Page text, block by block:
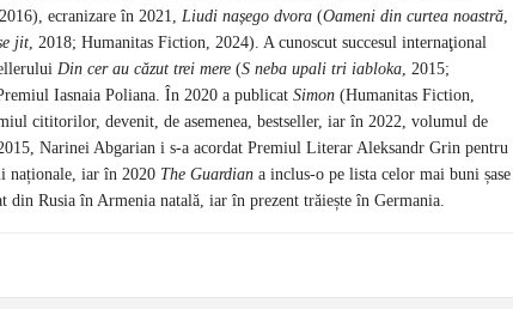
ecranizare în 2021, Liudi nașego dvora (Oameni din curtea noastră,
jit, 2018; Humanitas Fiction, 2024). A cunoscut succesul internaţional
Din cer au căzut trei mere (S neba upali tri iabloka, 2015;
Iasnaia Poliana. În 2020 a publicat Simon (Humanitas Fiction,
cititorilor, devenit, de asemenea, bestseller, iar în 2022, volumul de
Narinei Abgarian i s-a acordat Premiul Literar Aleksandr Grin pentru
naționale, iar în 2020 The Guardian a inclus-o pe lista celor mai buni șase
din Rusia în Armenia natală, iar în prezent trăiește în Germania.